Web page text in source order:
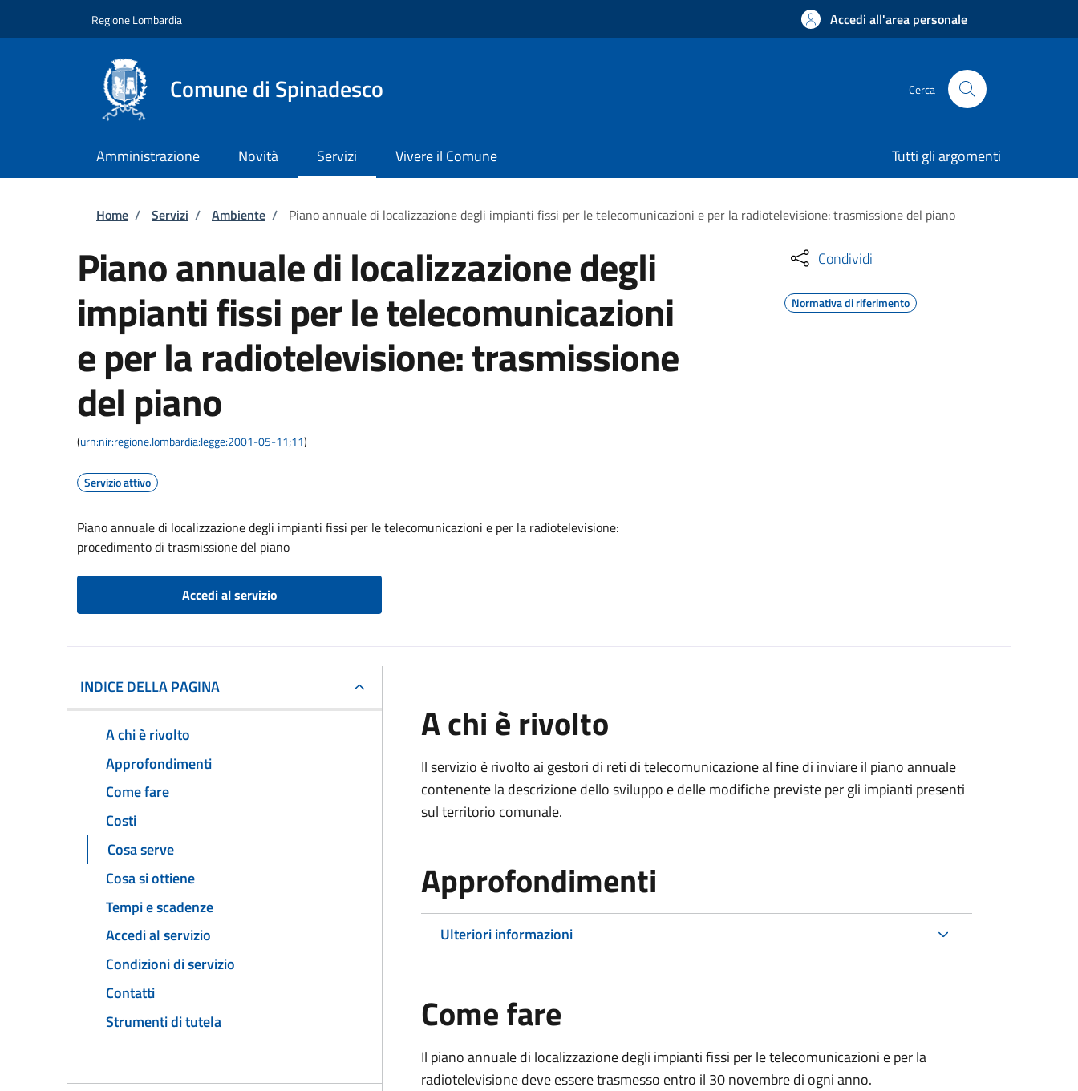
Regione Lombardia Accedi all'area personale
Comune di Spinadesco Cerca
Amministrazione Novità Servizi Vivere il Comune Tutti gli argomenti
Briciole di pane
Home / Servizi / Ambiente / Piano annuale di localizzazione degli impianti fissi per le telecomunicazioni e per la radiotelevisione: trasmissione del piano
Piano annuale di localizzazione degli
impianti fissi per le telecomunicazioni
e per la radiotelevisione: trasmissione
del piano
(urn:nir:regione.lombardia:legge:2001-05-11;11)
Servizio attivo
Piano annuale di localizzazione degli impianti fissi per le telecomunicazioni e per la radiotelevisione:
procedimento di trasmissione del piano
Accedi al servizio
Condividi
Normativa di riferimento
INDICE DELLA PAGINA
A chi è rivolto
Approfondimenti
Come fare
Costi
Cosa serve
Cosa si ottiene
Tempi e scadenze
Accedi al servizio
Condizioni di servizio
Contatti
Strumenti di tutela
A chi è rivolto
Il servizio è rivolto ai gestori di reti di telecomunicazione al fine di inviare il piano annuale
contenente la descrizione dello sviluppo e delle modifiche previste per gli impianti presenti
sul territorio comunale.
Approfondimenti
Ulteriori informazioni
Come fare
Il piano annuale di localizzazione degli impianti fissi per le telecomunicazioni e per la
radiotelevisione deve essere trasmesso entro il 30 novembre di ogni anno.